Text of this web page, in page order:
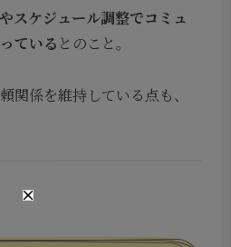
スケジュール調整でコミュ
ている とのこと。
関係を維持している点も、